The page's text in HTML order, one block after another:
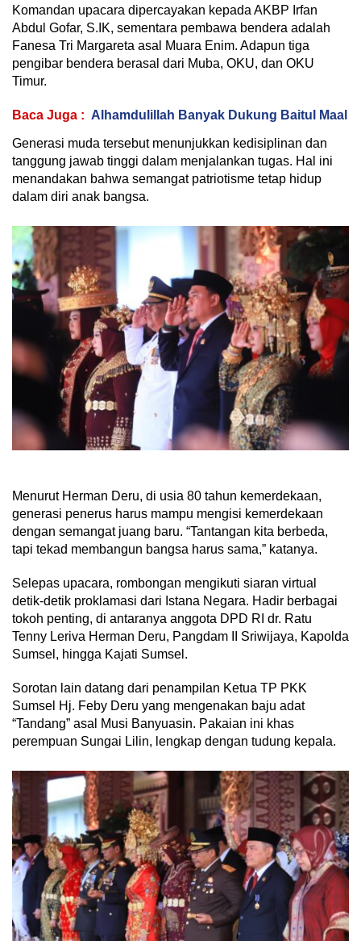
Komandan upacara dipercayakan kepada AKBP Irfan
Abdul Gofar, S.IK, sementara pembawa bendera adalah
Fanesa Tri Margareta asal Muara Enim. Adapun tiga
pengibar bendera berasal dari Muba, OKU, dan OKU
Timur.
Baca Juga : Alhamdulillah Banyak Dukung Baitul Maal
Generasi muda tersebut menunjukkan kedisiplinan dan
tanggung jawab tinggi dalam menjalankan tugas. Hal ini
menandakan bahwa semangat patriotisme tetap hidup
dalam diri anak bangsa.
Menurut Herman Deru, di usia 80 tahun kemerdekaan,
generasi penerus harus mampu mengisi kemerdekaan
dengan semangat juang baru. “Tantangan kita berbeda,
tapi tekad membangun bangsa harus sama,” katanya.
Selepas upacara, rombongan mengikuti siaran virtual
detik-detik proklamasi dari Istana Negara. Hadir berbagai
tokoh penting, di antaranya anggota DPD RI dr. Ratu
Tenny Leriva Herman Deru, Pangdam II Sriwijaya, Kapolda
Sumsel, hingga Kajati Sumsel.
Sorotan lain datang dari penampilan Ketua TP PKK
Sumsel Hj. Feby Deru yang mengenakan baju adat
“Tandang” asal Musi Banyuasin. Pakaian ini khas
perempuan Sungai Lilin, lengkap dengan tudung kepala.